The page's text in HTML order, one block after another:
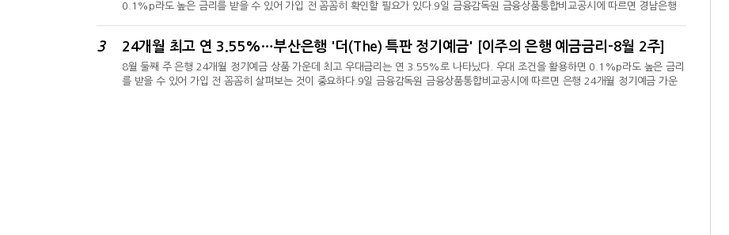
0.1%p라도 높은 금리를 받을 수 있어 가입 전 꼼꼼히 확인할 필요가 있다.9일 금융감독원 금융상품통합비교공시에 따르면 경남은행
0.10% ▲이 적금 신규월 포함 3개월 동안 10만원 이상 경남은행 카드 대금결제시 2.00% 등에 한해 제공된다. 기존 고객
3 24개월 최고 연 3.55%…부산은행 '더(The) 특판 정기예금' [이주의 은행 예금금리-8월 2주]
8월 둘째 주 은행 24개월 정기예금 상품 가운데 최고 우대금리는 연 3.55%로 나타났다. 우대 조건을 활용하면 0.1%p라도 높은 금리
를 받을 수 있어 가입 전 꼼꼼히 살펴보는 것이 중요하다.9일 금융감독원 금융상품통합비교공시에 따르면 은행 24개월 정기예금 가운